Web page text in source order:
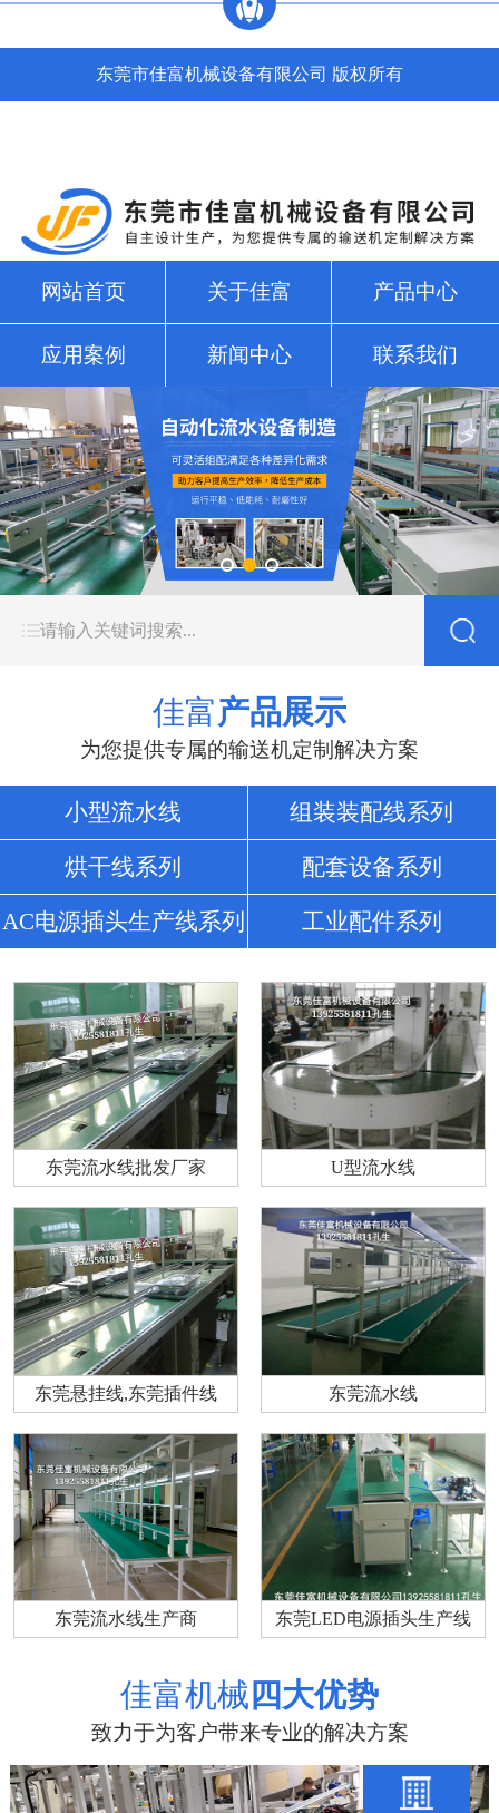
东莞市佳富机械设备有限公司 版权所有
网站首页 关于佳富 产品中心
应用案例 新闻中心 联系我们
佳富产品展示
为您提供专属的输送机定制解决方案
小型流水线 组装装配线系列
烘干线系列 配套设备系列
AC电源插头生产线系列 工业配件系列
东莞流水线批发厂家 U型流水线
东莞悬挂线,东莞插件线 东莞流水线
东莞流水线生产商 东莞LED电源插头生产线
佳富机械 四大优势
致力于为客户带来专业的解决方案